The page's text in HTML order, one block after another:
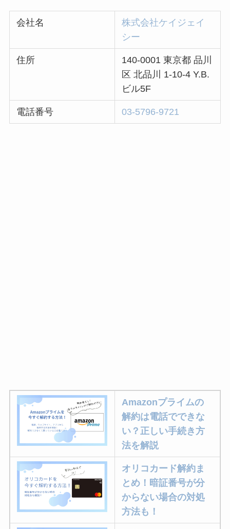
会社名
株式会社ケイジェイ
シー
住所
140-0001 東京都 品川
区 北品川 1-10-4 Y.B.
ビル5F
電話番号 03-5796-9721
Amazonプライムの
解約は電話でできな
い？正しい手続き方
法を解説
オリコカード解約ま
とめ！暗証番号が分
からない場合の対処
方法も！